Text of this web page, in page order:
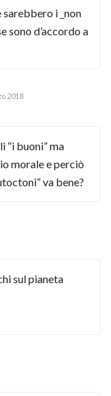
sarebbero i _non
sono d’accordo a
2018
“i buoni” ma
morale e perciò
va bene?
sul pianeta